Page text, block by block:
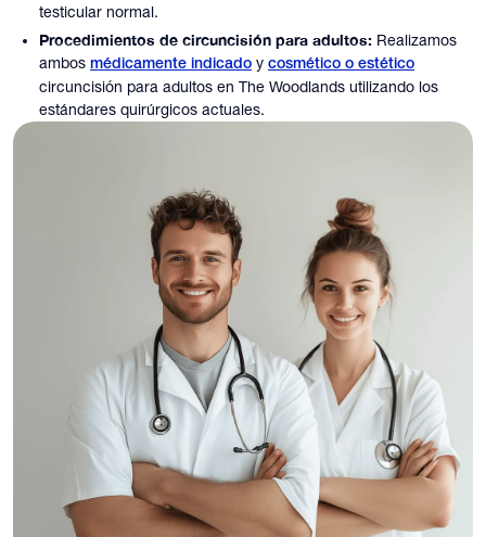
testicular normal.
Procedimientos de circuncisión para adultos: Realizamos
ambos médicamente indicado y cosmético o estético
circuncisión para adultos en The Woodlands utilizando los
estándares quirúrgicos actuales.